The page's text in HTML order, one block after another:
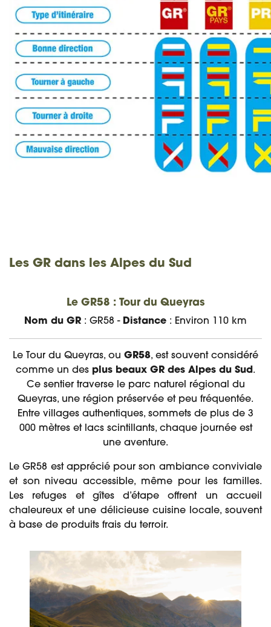
Les GR dans les Alpes du Sud
Le GR58 : Tour du Queyras
Nom du GR : GR58 - Distance : Environ 110 km
Le Tour du Queyras, ou GR58, est souvent considéré
comme un des plus beaux GR des Alpes du Sud.
Ce sentier traverse le parc naturel régional du
Queyras, une région préservée et peu fréquentée.
Entre villages authentiques, sommets de plus de 3
000 mètres et lacs scintillants, chaque journée est
une aventure.
Le GR58 est apprécié pour son ambiance conviviale
et son niveau accessible, même pour les familles.
Les refuges et gîtes d’étape offrent un accueil
chaleureux et une délicieuse cuisine locale, souvent
à base de produits frais du terroir.